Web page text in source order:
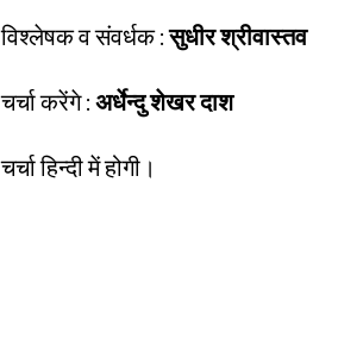
विश्लेषक व संवर्धक :सुधीर श्रीवास्तव
चर्चा करेंगे :अर्धेन्दु शेखर दाश
चर्चा हिन्दी में होगी।